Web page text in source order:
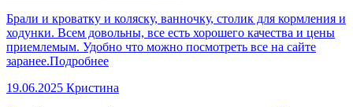
Брали и кроватку и коляску, ванночку, столик для кормления и
ходунки. Всем довольны, все есть хорошего качества и цены
приемлемым. Удобно что можно посмотреть все на сайте
заранее.Подробнее
19.06.2025 Кристина